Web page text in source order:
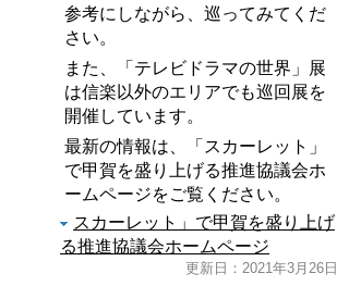
参考にしながら、巡ってみてくだ
さい。
また、「テレビドラマの世界」展
は信楽以外のエリアでも巡回展を
開催しています。
最新の情報は、「スカーレット」
で甲賀を盛り上げる推進協議会ホ
ームページをご覧ください。
スカーレット」で甲賀を盛り上げ
る推進協議会ホームページ
更新日：2021年3月26日